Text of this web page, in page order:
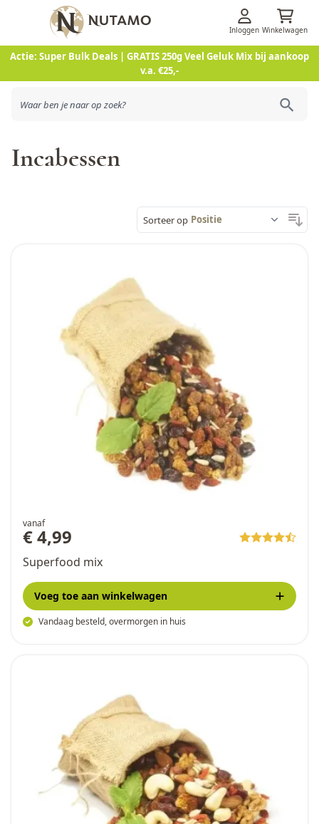
Actie: Super Bulk Deals | GRATIS 250g Veel Geluk Mix bij aankoop
v.a. €25,-
Ga naar de inhoud
Inloggen Winkelwagen
Incabessen
Sorteer op
vanaf
€ 4,99
Superfood mix
Vandaag besteld, overmorgen in huis
Voeg toe aan winkelwagen